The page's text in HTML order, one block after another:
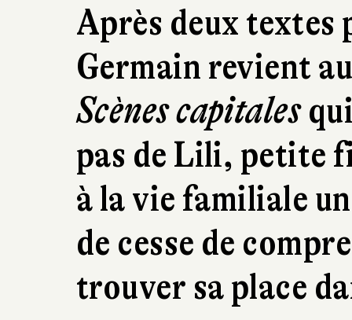
Après deux textes
Germain revient
Scènes capitales
pas de Lili, petite
à la vie familiale
de cesse de
trouver sa place